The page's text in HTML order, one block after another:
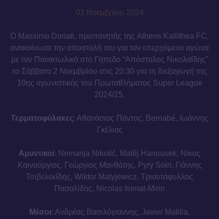
01 Νοεμβρίου 2024
Ο Massimo Donati, προπονητής της Athens Kallithea FC,
ανακοίνωσε την αποστολή του για τον επερχόμενο αγώνα
με τον Παναιτωλικό στο Γήπεδο “Απόστολος Νικολαΐδης”
το Σάββατο 2 Νοεμβρίου στις 20:30 για τη διεξαγωγή της
10ης αγωνιστικής του Πρωταθλήματος Super League
2024/25.
Τερματοφύλακες: Αθανάσιος Πάντος, Bernabé, Ιωάννης
Γκέλιος
Αμυντικοί: Nemanja Nikolić, Matěj Hanousek, Νίκος
Καινούργιος, Γεώργιος Μανθάτης, Pyry Soiri, Γιάννης
Τσιβελεκίδης, Wiktor Matyjewicz, Τριαντάφυλλος
Πασαλίδης, Nicolas Isimat-Mirin
Μέσοι: Ανδρέας Βασιλόγιαννης, Javier Matilla,